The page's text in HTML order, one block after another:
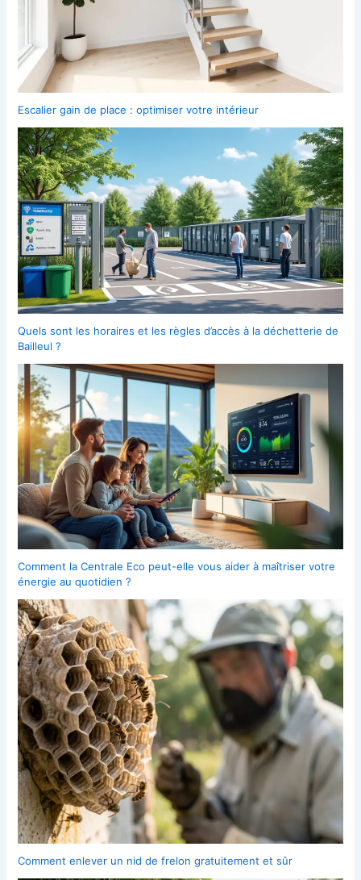
Escalier gain de place : optimiser votre intérieur
Quels sont les horaires et les règles d’accès à la déchetterie de
Bailleul ?
Comment la Centrale Eco peut-elle vous aider à maîtriser votre
énergie au quotidien ?
Comment enlever un nid de frelon gratuitement et sûr